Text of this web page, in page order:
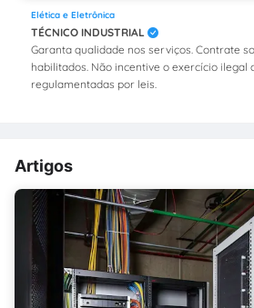
Elética e Eletrônica
TÉCNICO INDUSTRIAL
Garanta qualidade nos serviços. Contrate
habilitados. Não incentive o exercício ilegal
regulamentadas por leis.
Artigos